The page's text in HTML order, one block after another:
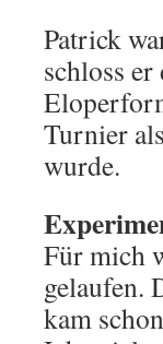
Patrick
schloss
Turnier
wurde.
Für mich
gelaufen.
kam